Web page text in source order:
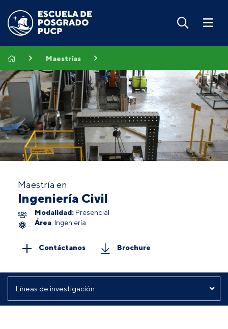
Maestrías
Maestría en
Ingeniería Civil
Modalidad: Presencial
Área: Ingeniería
Contáctanos Brochure